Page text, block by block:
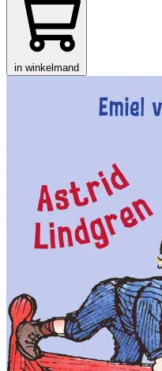
in winkelmand